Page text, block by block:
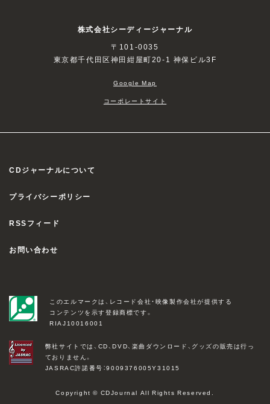
株式会社シーディージャーナル
〒101-0035
東京都千代田区神田紺屋町20-1 神保ビル3F
Google Map
コーポレートサイト
CDジャーナルについて
プライバシーポリシー
RSSフィード
お問い合わせ
このエルマークは、レコード会社・映像製作会社が提供する
コンテンツを示す登録商標です。
RIAJ10016001
弊社サイトでは、CD、DVD、楽曲ダウンロード、グッズの販売は行っ
ておりません。
JASRAC許諾番号：9009376005Y31015
Copyright © CDJournal All Rights Reserved.